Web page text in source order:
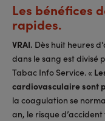
Les bénéfices
rapides.
VRAI. Dès huit heures
dans le sang est divisé
Tabac Info Service. «
cardiovasculaire sont
la coagulation se
an, le risque